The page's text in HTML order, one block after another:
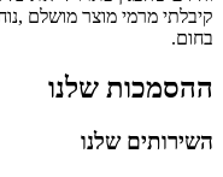
קיבלתי מרמי מוצר מושלם
בחום.
ההסמכות שלנו
השירותים שלנו